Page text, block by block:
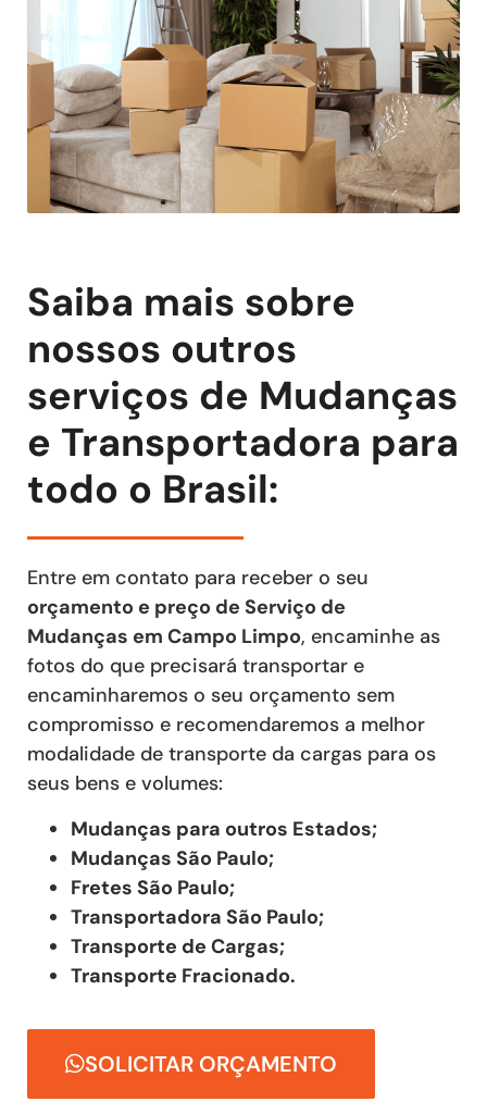
Saiba mais sobre
nossos outros
serviços de Mudanças
e Transportadora para
todo o Brasil:
Entre em contato para receber o seu
orçamento e preço de Serviço de
Mudanças em Campo Limpo, encaminhe as
fotos do que precisará transportar e
encaminharemos o seu orçamento sem
compromisso e recomendaremos a melhor
modalidade de transporte da cargas para os
seus bens e volumes:
Mudanças para outros Estados;
Mudanças São Paulo;
Fretes São Paulo;
Transportadora São Paulo;
Transporte de Cargas;
Transporte Fracionado.
SOLICITAR ORÇAMENTO